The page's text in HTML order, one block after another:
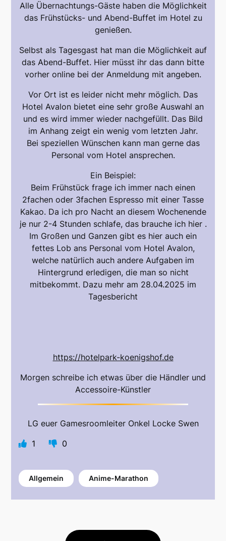
Alle Übernachtungs-Gäste haben die Möglichkeit
das Frühstücks- und Abend-Buffet im Hotel zu
genießen.
Selbst als Tagesgast hat man die Möglichkeit auf
das Abend-Buffet. Hier müsst ihr das dann bitte
vorher online bei der Anmeldung mit angeben.
Vor Ort ist es leider nicht mehr möglich. Das
Hotel Avalon bietet eine sehr große Auswahl an
und es wird immer wieder nachgefüllt. Das Bild
im Anhang zeigt ein wenig vom letzten Jahr.
Bei speziellen Wünschen kann man gerne das
Personal vom Hotel ansprechen.
Ein Beispiel:
Beim Frühstück frage ich immer nach einen
2fachen oder 3fachen Espresso mit einer Tasse
Kakao. Da ich pro Nacht an diesem Wochenende
je nur 2-4 Stunden schlafe, das brauche ich hier .
Im Großen und Ganzen gibt es hier auch ein
fettes Lob ans Personal vom Hotel Avalon,
welche natürlich auch andere Aufgaben im
Hintergrund erledigen, die man so nicht
mitbekommt. Dazu mehr am 28.04.2025 im
Tagesbericht
https://hotelpark-koenigshof.de
Morgen schreibe ich etwas über die Händler und
Accessoire-Künstler
LG euer Gamesroomleiter Onkel Locke Swen
1
0
Allgemein Anime-Marathon
Beitragsnavigation